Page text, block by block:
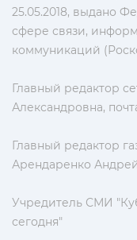
25.05.2018, выдано
сфере связи,
коммуникаций
Главный редактор
Александровна,
Главный редактор
Арендаренко
Учредитель СМИ
сегодня"